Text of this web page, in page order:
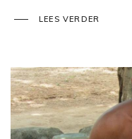
LEES VERDER